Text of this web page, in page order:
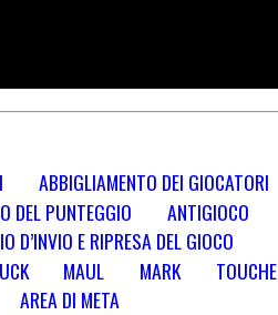
ABBIGLIAMENTO DEI GIOCATORI
DEL PUNTEGGIO
ANTIGIOCO
D’INVIO E RIPRESA DEL GIOCO
MAUL MARK
TOUCHE
AREA DI META